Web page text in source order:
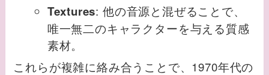
Textures: 他の音源と混ぜることで、
唯一無二のキャラクターを与える質感
素材。
これらが複雑に絡み合うことで、1970年代の